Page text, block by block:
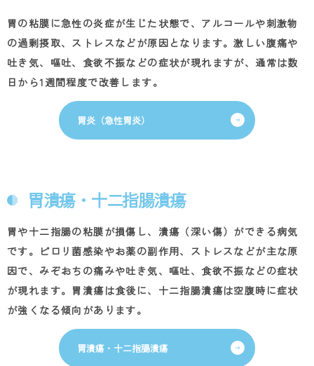
胃の粘膜に急性の炎症が生じた状態で、アルコールや刺激物
の過剰摂取、ストレスなどが原因となります。激しい腹痛や
吐き気、嘔吐、食欲不振などの症状が現れますが、通常は数
日から1 週間程度で改善します。
胃炎（急性胃炎）
胃潰瘍・十二指腸潰瘍
胃や十二指腸の粘膜が損傷し、潰瘍（深い傷）ができる病気
です。ピロリ菌感染やお薬の副作用、ストレスなどが主な原
因で、みぞおちの痛みや吐き気、嘔吐、食欲不振などの症状
が現れます。胃潰瘍は食後に、十二指腸潰瘍は空腹時に症状
が強くなる傾向があります。
胃潰瘍・十二指腸潰瘍